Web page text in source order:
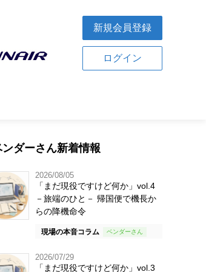
新規会員登録
ログイン
ンダーさん新着情報
2026/08/05
「まだ現役ですけど何か」vol.4
－旅端のひと－ 帰国便で機長か
らの降機命令
現場の本音コラム
2026/07/29
「まだ現役ですけど何か」vol.3